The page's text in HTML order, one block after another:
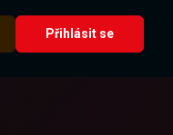
Přihlásit se